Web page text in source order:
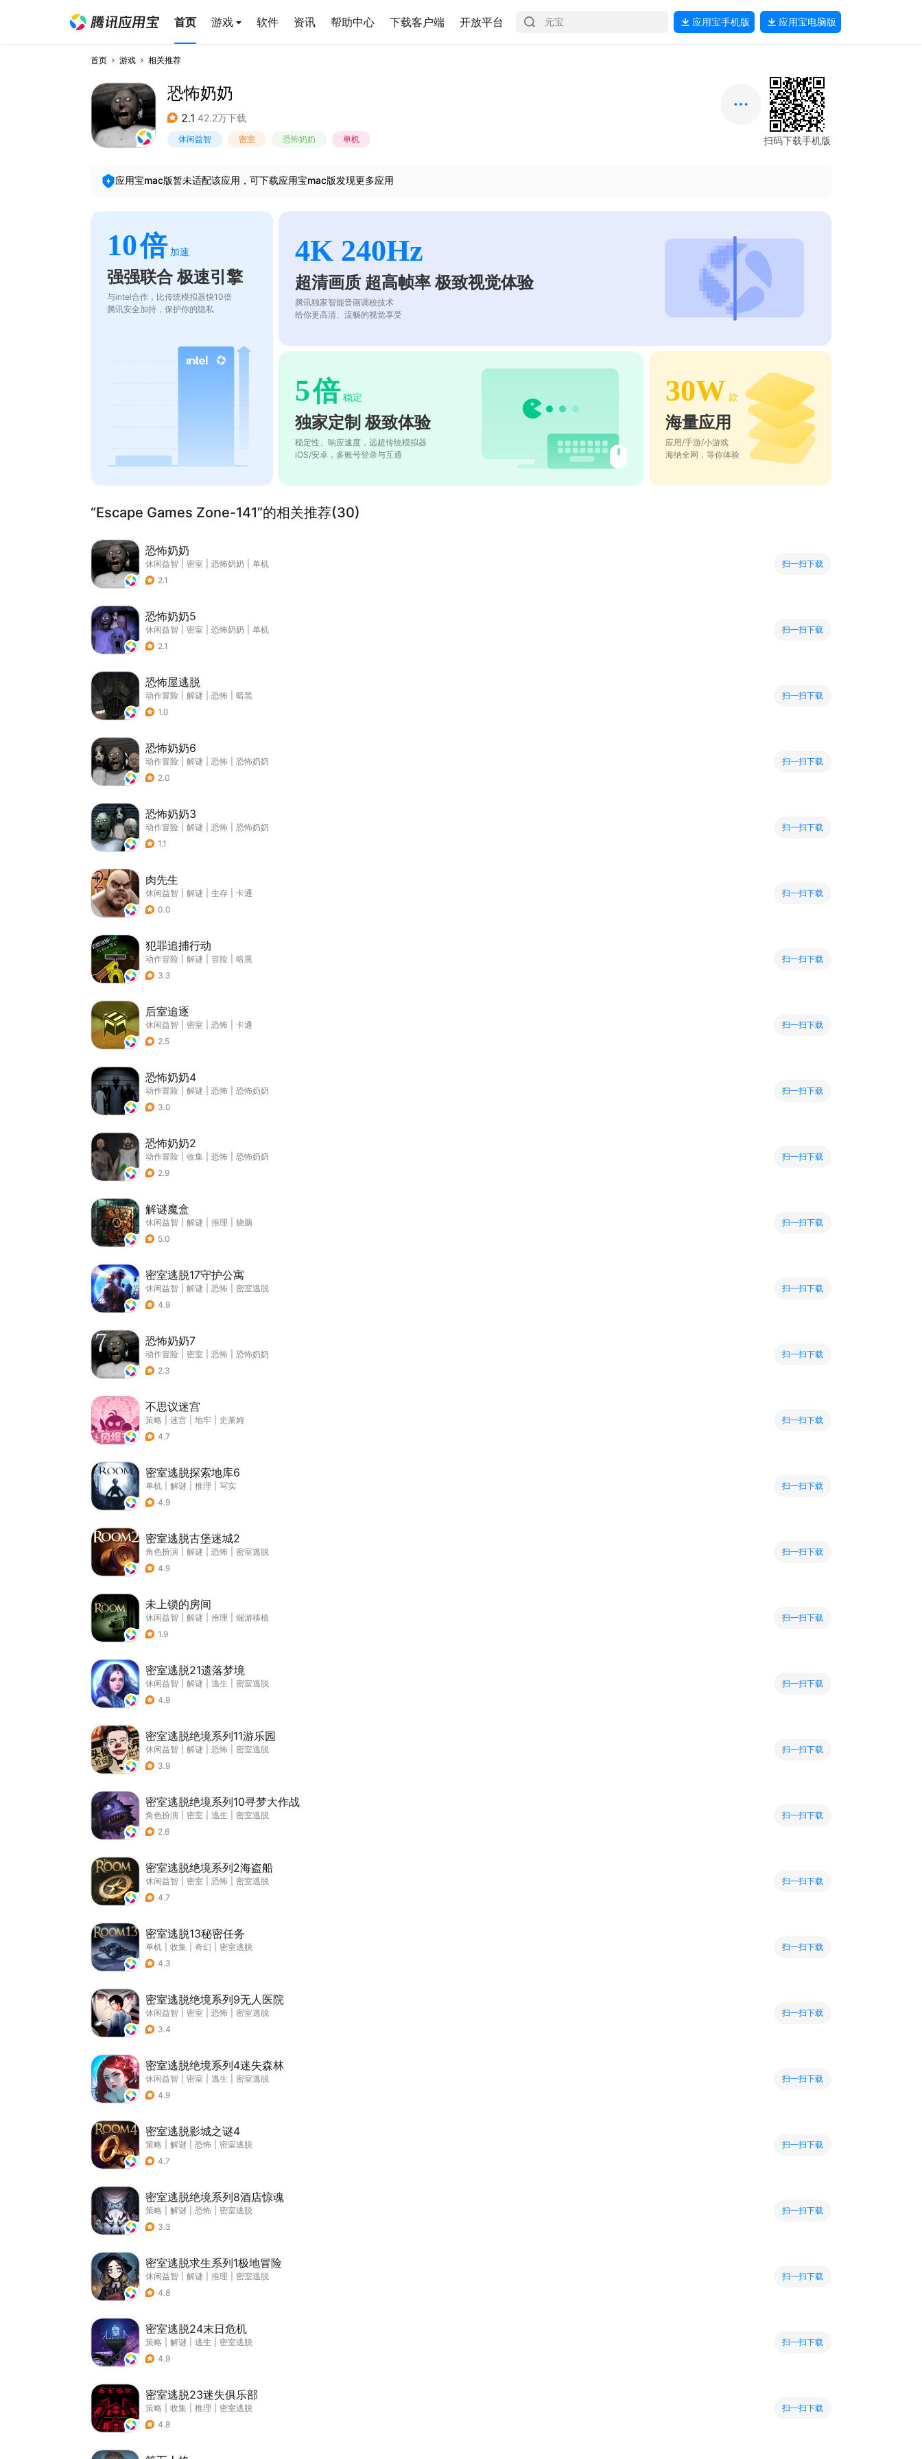
首页 游戏 软件 资讯 帮助中心 下载客户端 开放平台 应用宝手机版 应用宝电脑版
首页 游戏 相关推荐
恐怖奶奶
2.1 42.2万下载
休闲益智 密室 恐怖奶奶 单机 扫码下载手机版
应用宝mac版暂未适配该应用，可下载应用宝mac版发现更多应用
10倍 加速
强强联合 极速引擎
与intel合作，比传统模拟器快10倍
腾讯安全加持，保护你的隐私
4K 240Hz
超清画质 超高帧率 极致视觉体验
腾讯独家智能音画调校技术
给你更高清、流畅的视觉享受
5倍 稳定
独家定制 极致体验
稳定性、响应速度，远超传统模拟器
iOS/安卓，多账号登录与互通
30W 款
海量应用
应用/手游/小游戏
海纳全网，等你体验
“Escape Games Zone-141”的相关推荐(30)
恐怖奶奶
休闲益智 密室 恐怖奶奶
单机
2.1
扫一扫下载
恐怖奶奶5
休闲益智 密室 恐怖奶奶
单机
2.1
扫一扫下载
恐怖屋逃脱
动作冒险 解谜 恐怖
暗黑
1.0
扫一扫下载
恐怖奶奶6
动作冒险 解谜 恐怖
恐怖奶奶
2.0
扫一扫下载
恐怖奶奶3
动作冒险 解谜 恐怖
恐怖奶奶
1.1
扫一扫下载
肉先生
休闲益智 解谜 生存
卡通
0.0
扫一扫下载
犯罪追捕行动
动作冒险 解谜 冒险
暗黑
3.3
扫一扫下载
后室追逐
休闲益智 密室 恐怖
卡通
2.5
扫一扫下载
恐怖奶奶4
动作冒险 解谜 恐怖
恐怖奶奶
3.0
扫一扫下载
恐怖奶奶2
动作冒险 收集 恐怖
恐怖奶奶
2.9
扫一扫下载
解谜魔盒
休闲益智 解谜 推理
烧脑
5.0
扫一扫下载
密室逃脱17守护公寓
休闲益智 解谜 恐怖
密室逃脱
4.9
扫一扫下载
恐怖奶奶7
动作冒险 密室 恐怖
恐怖奶奶
2.3
扫一扫下载
不思议迷宫
策略 迷宫 地牢
史莱姆
4.7
扫一扫下载
密室逃脱探索地库6
单机 解谜 推理
写实
4.9
扫一扫下载
密室逃脱古堡迷城2
角色扮演 解谜 恐怖
密室逃脱
4.9
扫一扫下载
未上锁的房间
休闲益智 解谜 推理
端游移植
1.9
扫一扫下载
密室逃脱21遗落梦境
休闲益智 解谜 逃生
密室逃脱
4.9
扫一扫下载
密室逃脱绝境系列11游乐园
休闲益智 解谜 恐怖
密室逃脱
3.9
扫一扫下载
密室逃脱绝境系列10寻梦大作战
角色扮演 密室 逃生
密室逃脱
2.6
扫一扫下载
密室逃脱绝境系列2海盗船
休闲益智 密室 恐怖
密室逃脱
4.7
扫一扫下载
密室逃脱13秘密任务
单机 收集 奇幻
密室逃脱
4.3
扫一扫下载
密室逃脱绝境系列9无人医院
休闲益智 密室 恐怖
密室逃脱
3.4
扫一扫下载
密室逃脱绝境系列4迷失森林
休闲益智 密室 逃生
密室逃脱
4.9
扫一扫下载
密室逃脱影城之谜4
策略 解谜 恐怖
密室逃脱
4.7
扫一扫下载
密室逃脱绝境系列8酒店惊魂
策略 解谜 恐怖
密室逃脱
3.3
扫一扫下载
密室逃脱求生系列1极地冒险
休闲益智 解谜 推理
密室逃脱
4.8
扫一扫下载
密室逃脱24末日危机
策略 解谜 逃生
密室逃脱
4.9
扫一扫下载
密室逃脱23迷失俱乐部
策略 收集 推理
密室逃脱
4.8
扫一扫下载